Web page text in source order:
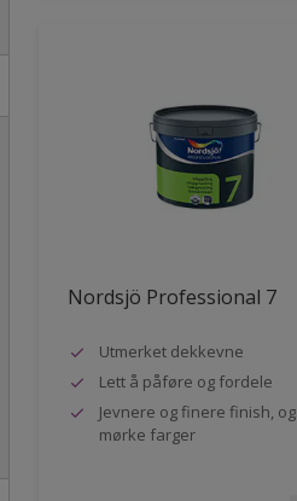
Nordsjö Professional 7
Utmerket dekkevne
Lett å påføre og fordele
Jevnere og finere finish,
mørke farger